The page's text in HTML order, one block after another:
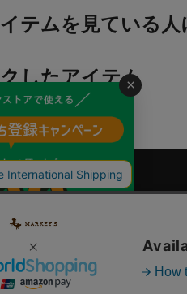
×
テムを見ている
したアイテム
ド 企業情報 お問い合わせ 個人情報